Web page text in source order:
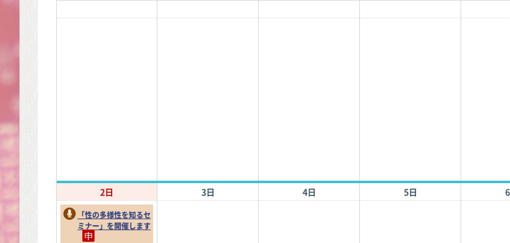
2日 3日 4日 5日
「性の多様性を知るセ
ミナー」を開催します